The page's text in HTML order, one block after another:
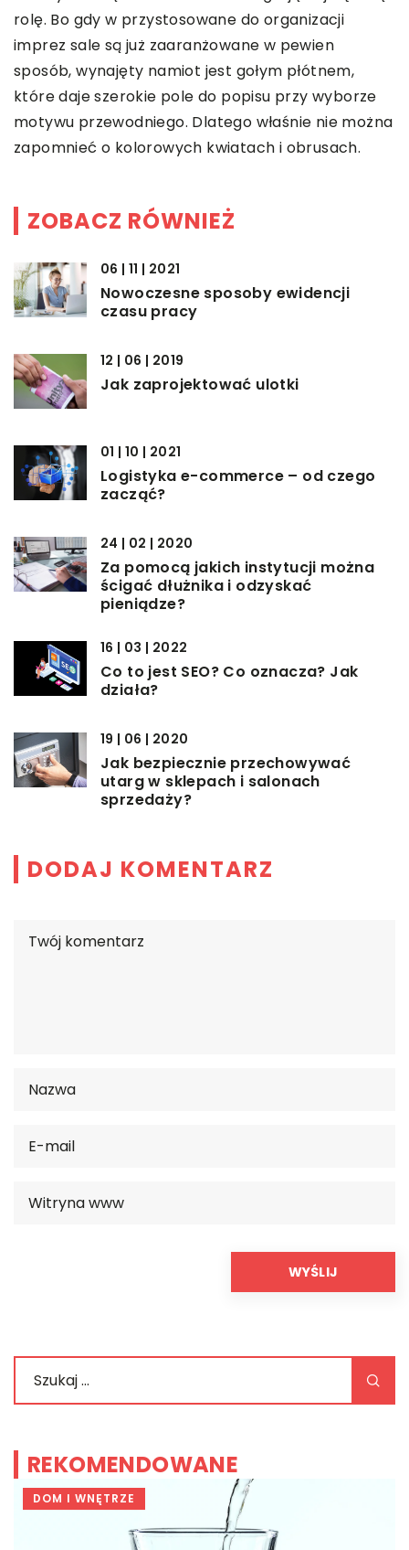
rolę. Bo gdy w przystosowane do organizacji
imprez sale są już zaaranżowane w pewien
sposób, wynajęty namiot jest gołym płótnem,
które daje szerokie pole do popisu przy wyborze
motywu przewodniego. Dlatego właśnie nie można
zapomnieć o kolorowych kwiatach i obrusach.
ZOBACZ RÓWNIEŻ
06 | 11 | 2021
Nowoczesne sposoby ewidencji
czasu pracy
12 | 06 | 2019
Jak zaprojektować ulotki
01 | 10 | 2021
Logistyka e-commerce – od czego
zacząć?
24 | 02 | 2020
Za pomocą jakich instytucji można
ścigać dłużnika i odzyskać
pieniądze?
16 | 03 | 2022
Co to jest SEO? Co oznacza? Jak
działa?
19 | 06 | 2020
Jak bezpiecznie przechowywać
utarg w sklepach i salonach
sprzedaży?
DODAJ KOMENTARZ
REKOMENDOWANE
DOM I WNĘTRZE